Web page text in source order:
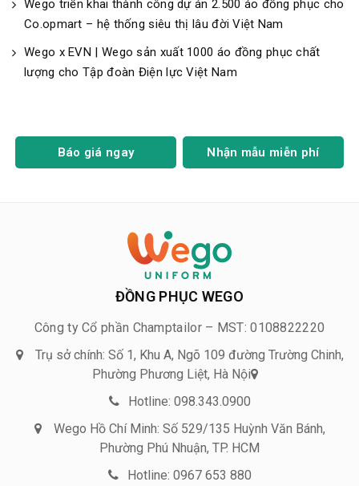
Wego triển khai thành công dự án 2.500 áo đồng phục cho
Co.opmart – hệ thống siêu thị lâu đời Việt Nam
Wego x EVN | Wego sản xuất 1000 áo đồng phục chất
lượng cho Tập đoàn Điện lực Việt Nam
Báo giá ngay Nhận mẫu miễn phí
ĐỒNG PHỤC WEGO
Công ty Cổ phần Champtailor – MST: 0108822220
Trụ sở chính: Số 1, Khu A, Ngõ 109 đường Trường Chinh,
Phường Phương Liệt, Hà Nội
Hotline: 098.343.0900
Wego Hồ Chí Minh: Số 529/135 Huỳnh Văn Bánh,
Phường Phú Nhuận, TP. HCM
Hotline: 0967 653 880